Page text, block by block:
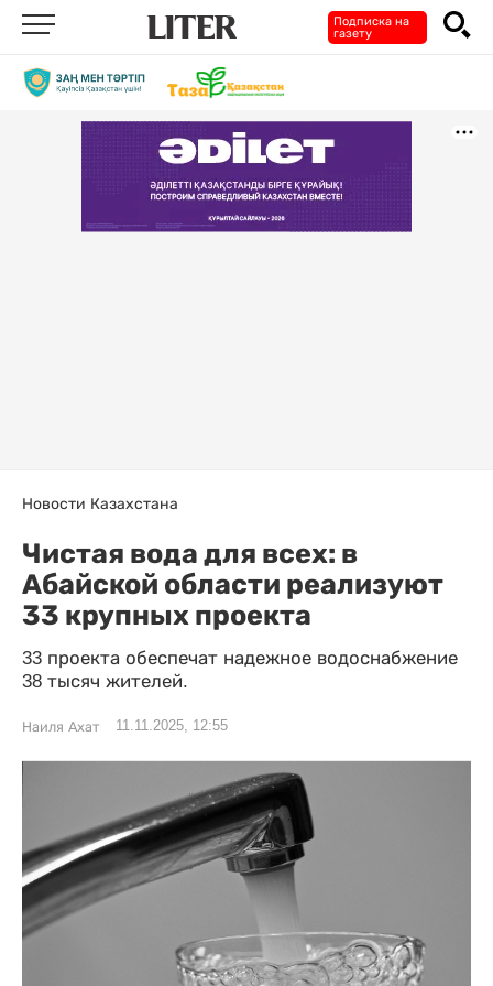
Подписка на
газету
Новости Казахстана
Чистая вода для всех: в
Абайской области реализуют
33 крупных проекта
33 проекта обеспечат надежное водоснабжение
38 тысяч жителей.
Наиля Ахат 11.11.2025, 12:55